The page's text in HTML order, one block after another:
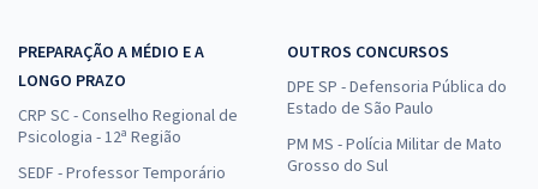
PREPARAÇÃO A MÉDIO E A
LONGO PRAZO
CRP SC - Conselho Regional de
Psicologia - 12ª Região
SEDF - Professor Temporário
OUTROS CONCURSOS
DPE SP - Defensoria Pública do
Estado de São Paulo
PM MS - Polícia Militar de Mato
Grosso do Sul